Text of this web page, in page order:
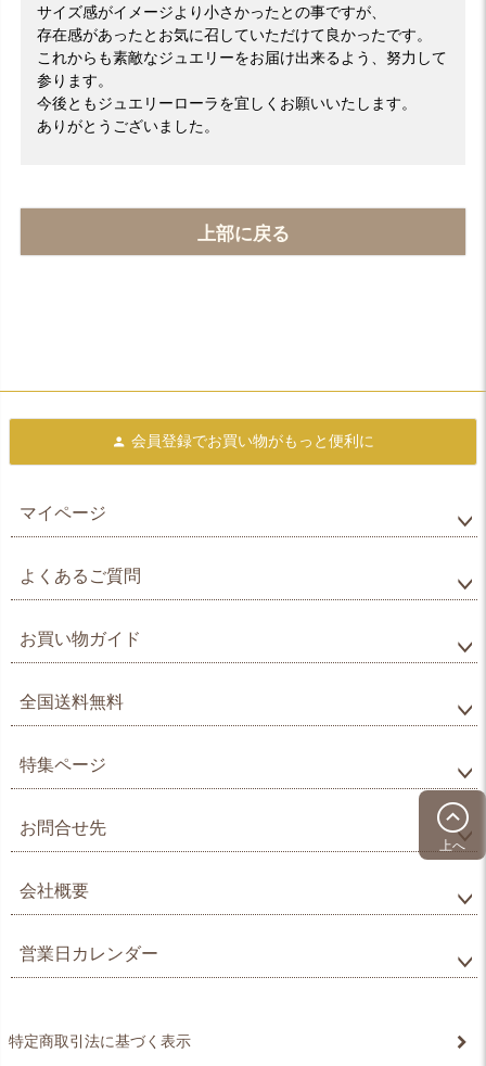
サイズ感がイメージより小さかったとの事ですが、
存在感があったとお気に召していただけて良かったです。
これからも素敵なジュエリーをお届け出来るよう、努力して
参ります。
今後ともジュエリーローラを宜しくお願いいたします。
ありがとうございました。
上部に戻る
上へ
会員登録でお買い物がもっと便利に
マイページ
よくあるご質問
お買い物ガイド
全国送料無料
特集ページ
お問合せ先
会社概要
営業日カレンダー
特定商取引法に基づく表示